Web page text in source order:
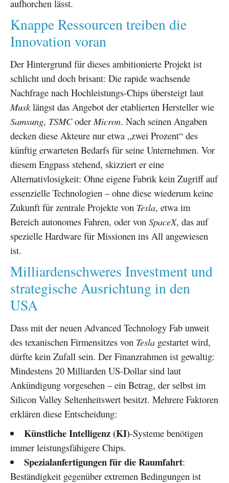
aufhorchen lässt.
Knappe Ressourcen treiben die
Innovation voran
Der Hintergrund für dieses ambitionierte Projekt ist
schlicht und doch brisant: Die rapide wachsende
Nachfrage nach Hochleistungs-Chips übersteigt laut
Musklängst das Angebot der etablierten Hersteller wie
Samsung, TSMCoder Micron. Nach seinen Angaben
decken diese Akteure nur etwa „zwei Prozent“ des
künftig erwarteten Bedarfs für seine Unternehmen. Vor
diesem Engpass stehend, skizziert er eine
Alternativlosigkeit: Ohne eigene Fabrik kein Zugriff auf
essenzielle Technologien – ohne diese wiederum keine
Zukunft für zentrale Projekte von Tesla, etwa im
Bereich autonomes Fahren, oder von SpaceX, das auf
spezielle Hardware für Missionen ins All angewiesen
ist.
Milliardenschweres Investment und
strategische Ausrichtung in den
USA
Dass mit der neuen Advanced Technology Fab unweit
des texanischen Firmensitzes von Tesla gestartet wird,
dürfte kein Zufall sein. Der Finanzrahmen ist gewaltig:
Mindestens 20 Milliarden US-Dollar sind laut
Ankündigung vorgesehen – ein Betrag, der selbst im
Silicon Valley Seltenheitswert besitzt. Mehrere Faktoren
erklären diese Entscheidung:
Künstliche Intelligenz (KI)-Systeme benötigen
immer leistungsfähigere Chips.
Spezialanfertigungen für die Raumfahrt:
Beständigkeit gegenüber extremen Bedingungen ist